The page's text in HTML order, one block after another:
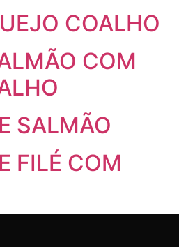
COALHO
COM
SALMÃO
FILÉ COM